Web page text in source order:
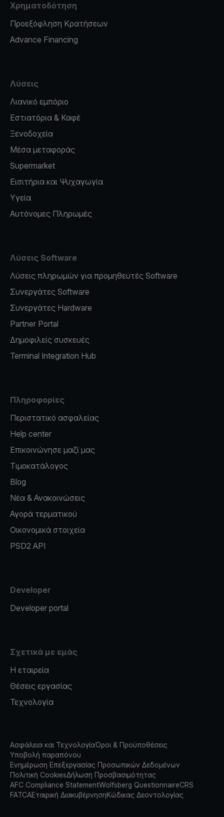
Χρηματοδότηση
Προεξόφληση Κρατήσεων
Advance Financing
Λύσεις
Λιανικό εμπόριο
Εστιατόρια & Καφέ
Ξενοδοχεία
Μέσα μεταφοράς
Supermarket
Εισιτήρια και Ψυχαγωγία
Υγεία
Αυτόνομες Πληρωμές
Λύσεις Software
Λύσεις πληρωμών για προμηθευτές Software
Συνεργάτες Software
Συνεργάτες Hardware
Partner Portal
Δημοφιλείς συσκευές
Terminal Integration Hub
Πληροφορίες
Περιστατικό ασφαλείας
Help center
Επικοινώνησε μαζί μας
Τιμοκατάλογος
Blog
Νέα & Ανακοινώσεις
Αγορά τερματικού
Οικονομικά στοιχεία
PSD2 API
Developer
Developer portal
Σχετικά με εμάς
Η εταιρεία
Θέσεις εργασίας
Τεχνολογία
Ασφάλεια και ΤεχνολογίαΌροι & Προϋποθέσεις
Υποβολή παραπόνου
Ενημέρωση Επεξεργασίας Προσωπικών Δεδομένων
Πολιτική CookiesΔήλωση Προσβασιμότητας
AFC Compliance StatementWolfsberg QuestionnaireCRS
FATCAΕταιρική ΔιακυβέρνησηΚώδικας Δεοντολογίας